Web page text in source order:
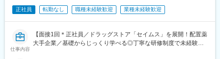
を身につけます。
・入社2週間～1カ月 ： 先輩社員に同行し、仕事の流れを学びま
正社員 転勤なし 職種未経験歓迎 業種未経験歓迎
仕事内容
【面接1回＊正社員／ドラッグストア「セイムス」を展開！配置薬
大手企業／基礎からじっくり学べる◎丁寧な研修制度で未経験の